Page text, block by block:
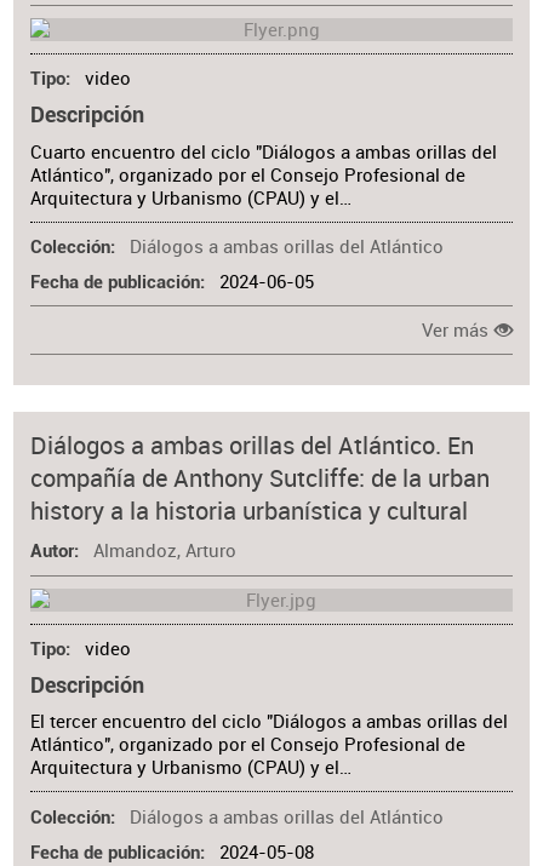
Tipo video
Descripción
Cuarto encuentro del ciclo "Diálogos a ambas orillas del
Atlántico", organizado por el Consejo Profesional de
Arquitectura y Urbanismo (CPAU) y el…
Colección Diálogos a ambas orillas del Atlántico
Fecha de publicación 2024-06-05
Ver más
Diálogos a ambas orillas del Atlántico. En
compañía de Anthony Sutcliffe: de la urban
history a la historia urbanística y cultural
Autor Almandoz, Arturo
Tipo video
Descripción
El tercer encuentro del ciclo "Diálogos a ambas orillas del
Atlántico", organizado por el Consejo Profesional de
Arquitectura y Urbanismo (CPAU) y el…
Colección Diálogos a ambas orillas del Atlántico
Fecha de publicación 2024-05-08